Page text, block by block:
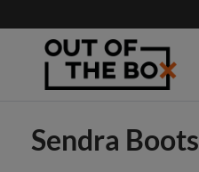
Sendra Boots